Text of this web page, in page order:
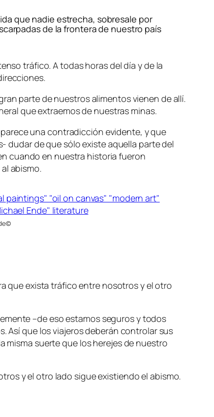
que nadie estrecha, sobresale por
de la frontera de nuestro país
tráfico. A todas horas del día y de la
parte de nuestros alimentos vienen de allí.
que extraemos de nuestras minas.
una contradicción evidente, y que
dudar de que sólo existe aquella parte del
cuando en nuestra historia fueron
abismo.
que exista tráfico entre nosotros y el otro
–de eso estamos seguros y todos
Así que los viajeros deberán controlar sus
misma suerte que los herejes de nuestro
y el otro lado sigue existiendo el abismo.